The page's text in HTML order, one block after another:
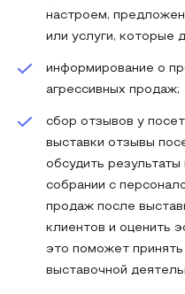
настроем,
или услуги, которые
информирование о
агрессивных продаж;
сбор отзывов у
выставки отзывы
обсудить
собрании с
продаж после
клиентов и оценить
это поможет
выставочной